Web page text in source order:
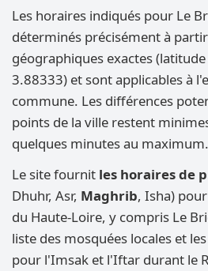
Les horaires indiqués pour Le
déterminés précisément à
géographiques exactes
3.88333) et sont applicables à
commune. Les différences
points de la ville restent
quelques minutes au maximum.
Le site fournit les horaires de
Dhuhr, Asr, Maghrib, Isha)
du Haute-Loire, y compris Le
liste des mosquées locales et
pour l'Imsak et l'Iftar durant le